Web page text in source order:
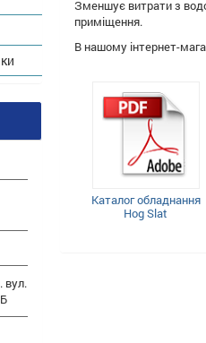
Зменшує витрати з
приміщення.
В нашому інтернет-
Каталог обладнання
Hog Slat
вул.